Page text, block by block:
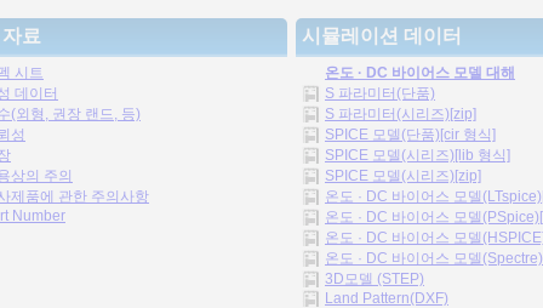
료
시트
데이터
(외형, 권장 랜드, 등)
성
상의 주의
제품에 관한 주의사항
Number
시뮬레이션 데이터
온도 · DC 바이어스 모델 대해
S 파라미터(단품)
S 파라미터(시리즈)[zip]
SPICE 모델(단품)[cir 형식]
SPICE 모델(시리즈)[lib 형식]
SPICE 모델(시리즈)[zip]
온도 · DC 바이어스 모델
온도 · DC 바이어스 모델
온도 · DC 바이어스 모델
온도 · DC 바이어스 모델
3D모델 (STEP)
Land Pattern(DXF)